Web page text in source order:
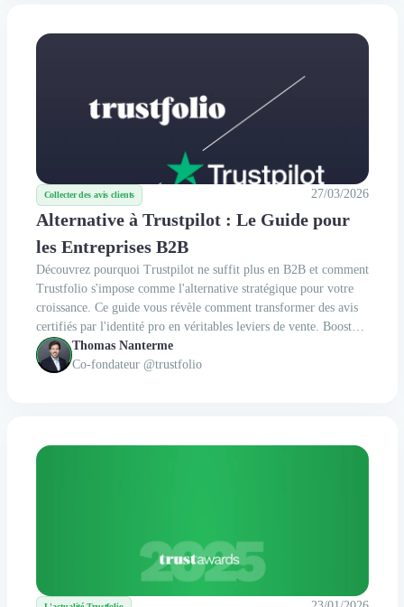
Collecter des avis clients 27/03/2026
Alternative à Trustpilot : Le Guide pour
les Entreprises B2B
Découvrez pourquoi Trustpilot ne suffit plus en B2B et comment
Trustfolio s'impose comme l'alternative stratégique pour votre
croissance. Ce guide vous révèle comment transformer des avis
certifiés par l'identité pro en véritables leviers de vente. Boostez
votre SEO et réduisez vos cycles de vente grâce à une solution
deux fois moins chère. Reprenez dès maintenant le contrôle de
Thomas Nanterme
Co-fondateur @trustfolio